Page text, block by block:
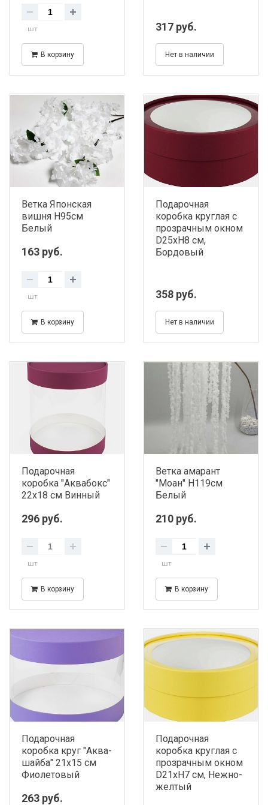
шт
В корзину
317 руб.
Нет в наличии
Ветка Японская
вишня Н95см
Белый
163 руб.
шт
В корзину
Подарочная
коробка круглая с
прозрачным окном
D25хH8 см,
Бордовый
358 руб.
Нет в наличии
Подарочная
коробка "Аквабокс"
22х18 см Винный
296 руб.
шт
В корзину
Ветка амарант
"Моан" H119см
Белый
210 руб.
шт
В корзину
Подарочная
коробка круг "Аква-
шайба" 21х15 см
Фиолетовый
263 руб.
Подарочная
коробка круглая с
прозрачным окном
D21хH7 см, Нежно-
желтый